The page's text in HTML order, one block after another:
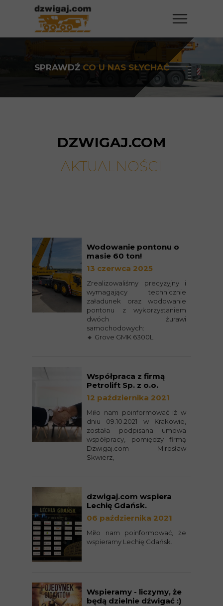
Wodowanie pontonu o
masie 60 ton!
13 czerwca 2025
Zrealizowaliśmy precyzyjny i
wymagający technicznie
załadunek oraz wodowanie
pontonu z wykorzystaniem
dwóch żurawi
samochodowych:
🔸 Grove GMK 6300L
Współpraca z firmą
Petrolift Sp. z o.o.
12 października 2021
Miło nam poinformować iż w
dniu 09.10.2021 w Krakowie,
została podpisana umowa
współpracy, pomiędzy firmą
Dzwigaj.com Mirosław
Skwierz,
dzwigaj.com wspiera
Lechię Gdańsk.
06 października 2021
Miło nam poinformować, że
wspieramy Lechię Gdańsk.
Wspieramy - liczymy, że
będą dzielnie dźwigać :)
DZWIGAJ.COM
AKTUALNOŚCI
SPRAWDŹ CO U NAS SŁYCHAĆ